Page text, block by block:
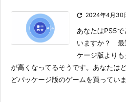
 2024年4月30
あなたはPS5
いますか？ 最
ケージ版より
が高くなってるそうです。あなた
どパッケージ版のゲームを買っていま